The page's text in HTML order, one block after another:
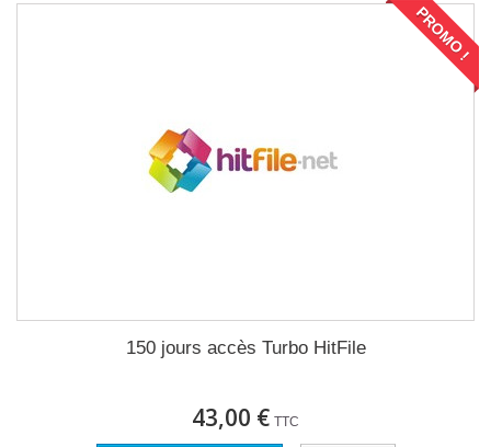
PROMO !
150 jours accès Turbo HitFile
43,00 € TTC